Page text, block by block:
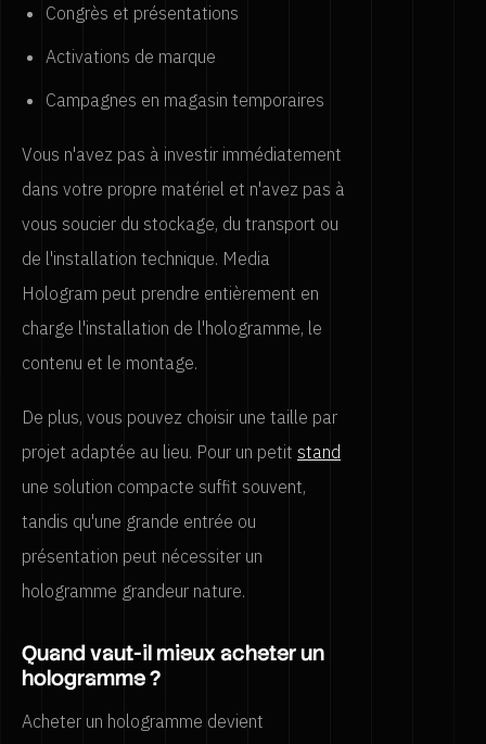
Congrès et présentations
Activations de marque
Campagnes en magasin temporaires
Vous n'avez pas à investir immédiatement
dans votre propre matériel et n'avez pas à
vous soucier du stockage, du transport ou
de l'installation technique. Media
Hologram peut prendre entièrement en
charge l'installation de l'hologramme, le
contenu et le montage.
De plus, vous pouvez choisir une taille par
projet adaptée au lieu. Pour un petit stand
une solution compacte suffit souvent,
tandis qu'une grande entrée ou
présentation peut nécessiter un
hologramme grandeur nature.
Quand vaut-il mieux acheter un
hologramme ?
Acheter un hologramme devient